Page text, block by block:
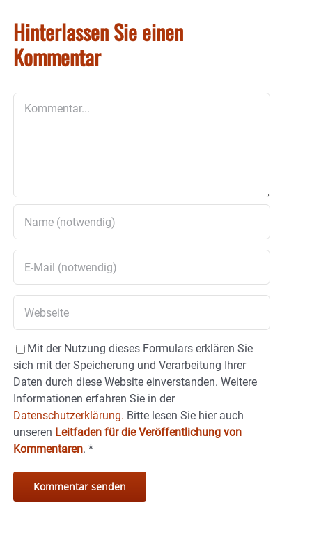
Hinterlassen Sie einen
Kommentar
Mit der Nutzung dieses Formulars erklären Sie
sich mit der Speicherung und Verarbeitung Ihrer
Daten durch diese Website einverstanden. Weitere
Informationen erfahren Sie in der
Datenschutzerklärung. Bitte lesen Sie hier auch
unseren Leitfaden für die Veröffentlichung von
Kommentaren. *